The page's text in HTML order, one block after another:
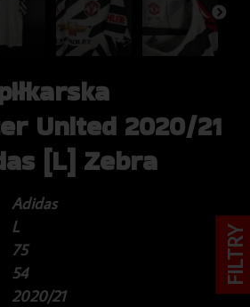
United 2020/21
[L] Zebra
Adidas
L
75
54
2020/21
FILTRY